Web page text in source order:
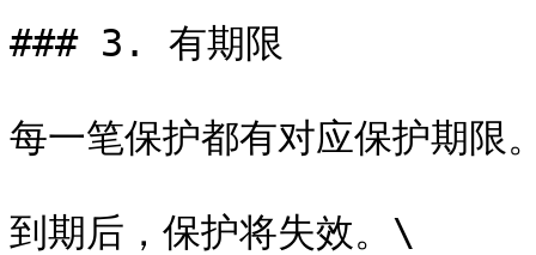
### 3. 有期限
每一笔保护都有对应保护期限
到期后，保护将失效。\